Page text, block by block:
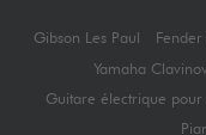
Gibson Les Paul Fender
Yamaha
Guitare électrique pour